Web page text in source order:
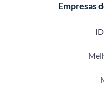
Empresas